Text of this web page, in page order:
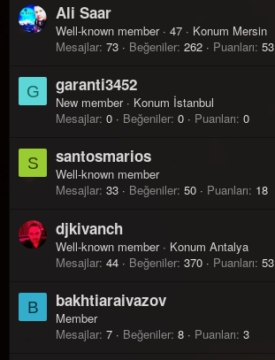
Ali Saar
Well-known member · 47 · Konum Mersin
Mesajlar 73 Beğeniler 262 Puanları 53
G garanti3452
New member · Konum İstanbul
Mesajlar 0 Beğeniler 0 Puanları 0
S santosmarios
Well-known member
Mesajlar 33 Beğeniler 50 Puanları 18
djkivanch
Well-known member · Konum Antalya
Mesajlar 44 Beğeniler 370 Puanları 53
B bakhtiaraivazov
Member
Mesajlar 7 Beğeniler 8 Puanları 3